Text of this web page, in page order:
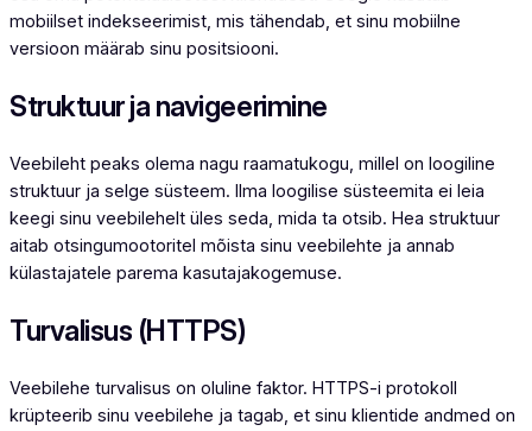
mobiilset indekseerimist, mis tähendab, et sinu mobiilne
versioon määrab sinu positsiooni.
Struktuur ja navigeerimine
Veebileht peaks olema nagu raamatukogu, millel on loogiline
struktuur ja selge süsteem. Ilma loogilise süsteemita ei leia
keegi sinu veebilehelt üles seda, mida ta otsib. Hea struktuur
aitab otsingumootoritel mõista sinu veebilehte ja annab
külastajatele parema kasutajakogemuse.
Turvalisus (HTTPS)
Veebilehe turvalisus on oluline faktor. HTTPS-i protokoll
krüpteerib sinu veebilehe ja tagab, et sinu klientide andmed on